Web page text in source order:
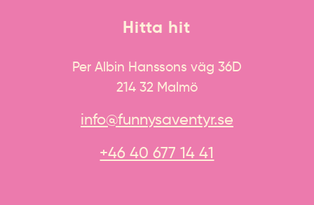
Hitta hit
Per Albin Hanssons väg 36D
214 32 Malmö
info@funnysaventyr.se
+46 40 677 14 41